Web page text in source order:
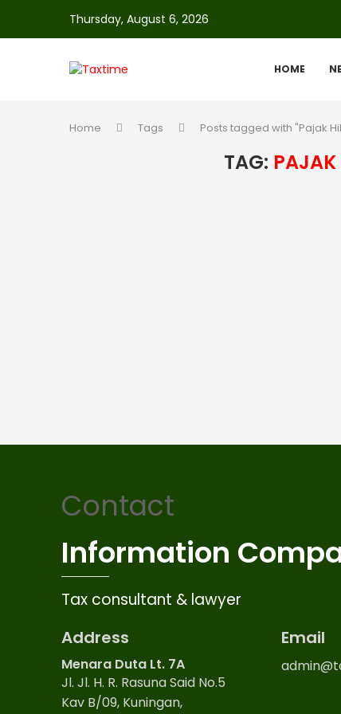
Thursday, August 6, 2026
HOME
Home Tags Posts tagged with "Pajak
TAG:
Contact
Information
Tax consultant & lawyer
Address
Menara Duta Lt. 7A
Jl. Jl. H. R. Rasuna Said No.5
Kav B/09, Kuningan,
Email